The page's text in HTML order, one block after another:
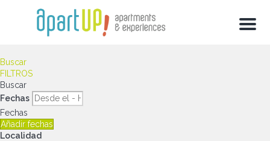
Menu
Buscar
FILTROS
Buscar
Fechas
Fechas
Añadir fechas
Localidad